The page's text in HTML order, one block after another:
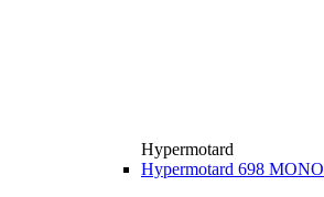
Hypermotard
Hypermotard 698 MONO